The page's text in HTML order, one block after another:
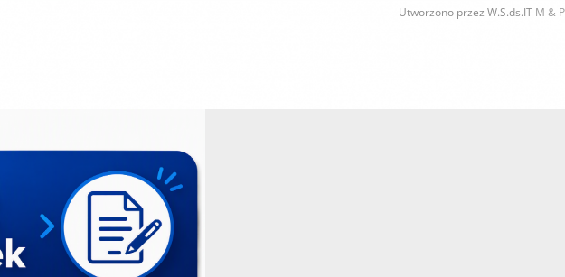
Utworzono przez W.S.ds.ITM & P